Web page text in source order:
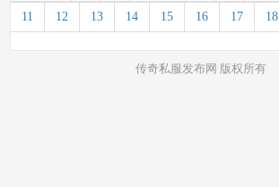
11 12 13 14 15 16 17 18
传奇私服发布网 版权所有